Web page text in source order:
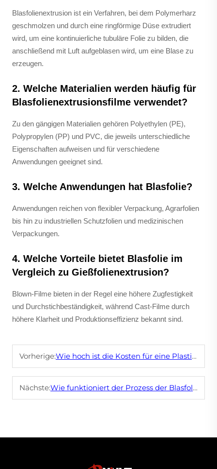
Blasfolienextrusion ist ein Verfahren, bei dem Polymerharz
geschmolzen und durch eine ringförmige Düse extrudiert
wird, um eine kontinuierliche tubuläre Folie zu bilden, die
anschließend mit Luft aufgeblasen wird, um eine Blase zu
erzeugen.
2. Welche Materialien werden häufig für
Blasfolienextrusionsfilme verwendet?
Zu den gängigen Materialien gehören Polyethylen (PE),
Polypropylen (PP) und PVC, die jeweils unterschiedliche
Eigenschaften aufweisen und für verschiedene
Anwendungen geeignet sind.
3. Welche Anwendungen hat Blasfolie?
Anwendungen reichen von flexibler Verpackung, Agrarfolien
bis hin zu industriellen Schutzfolien und medizinischen
Verpackungen.
4. Welche Vorteile bietet Blasfolie im
Vergleich zu Gießfolienextrusion?
Blown-Filme bieten in der Regel eine höhere Zugfestigkeit
und Durchstichbeständigkeit, während Cast-Filme durch
höhere Klarheit und Produktionseffizienz bekannt sind.
Vorherige:Wie hoch ist die Kosten für eine Plastiktütenmaschine?
Nächste:Wie funktioniert der Prozess der Blasfolienextrusion?